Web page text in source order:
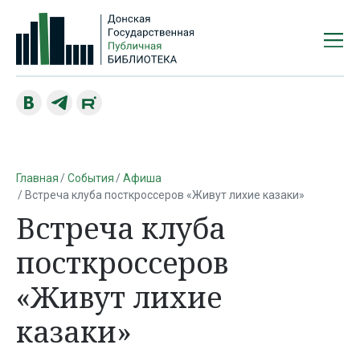
Главная События
Афиша
Встреча клуба посткроссеров «Живут лихие казаки»
Встреча клуба
посткроссеров
«Живут лихие
казаки»